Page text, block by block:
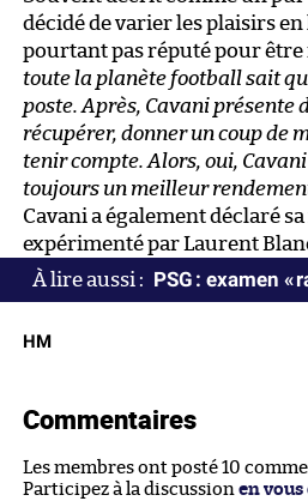
décidé de varier les plaisirs
pourtant pas réputé pour être
toute la planète football sait
poste. Après, Cavani présente
récupérer, donner un coup de
tenir compte. Alors, oui,
toujours un meilleur
Cavani a également déclaré
expérimenté par Laurent
PSG : examen «
HM
Commentaires
Les membres ont posté 10
Participez à la discussion en